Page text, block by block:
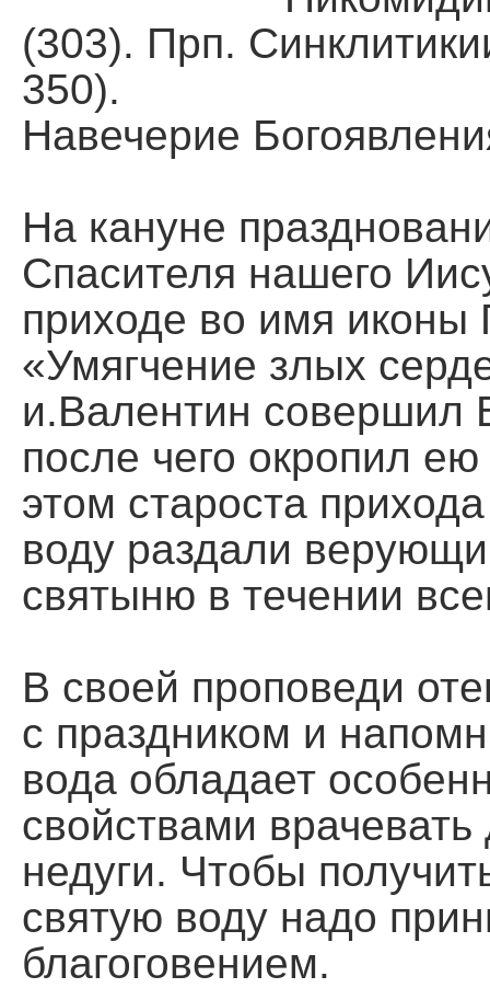
(303). Прп.
350).
Навечерие
На кануне
Спасителя нашего
приходе во имя иконы
«Умягчение злых
и.Валентин совершил
после чего окропил
этом староста
воду раздали
святыню в течении
В своей проповеди
с праздником и
вода обладает
свойствами
недуги. Чтобы
святую воду надо
благоговением.